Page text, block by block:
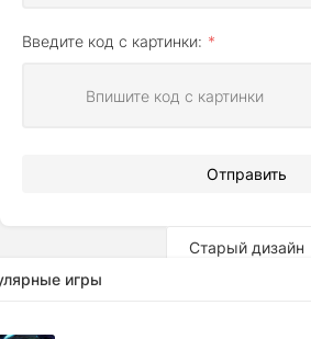
Введите код с картинки:
Отправить
Старый дизайн
игры